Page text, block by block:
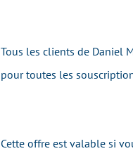
Tous les clients de Daniel
pour toutes les
Cette offre est valable si